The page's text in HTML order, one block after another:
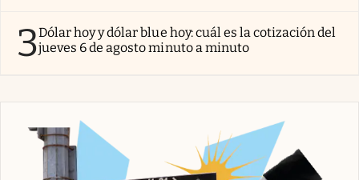
3Dólar hoy y dólar blue hoy: cuál es la cotización del
jueves 6 de agosto minuto a minuto